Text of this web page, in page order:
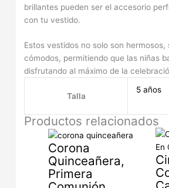
brillantes pueden ser el accesorio
con tu vestido.
Estos vestidos no solo son hermosos,
cómodos, permitiendo que las niñas
disfrutando al máximo de la
Talla
5 años
Productos relacionados
Corona
Quinceañera,
Primera